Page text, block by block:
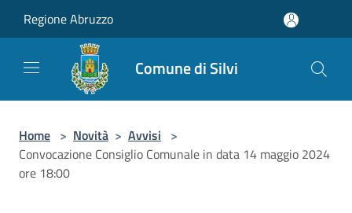
Regione Abruzzo
Comune di Silvi
Home > Novità > Avvisi >
Convocazione Consiglio Comunale in data 14 maggio 2024
ore 18:00